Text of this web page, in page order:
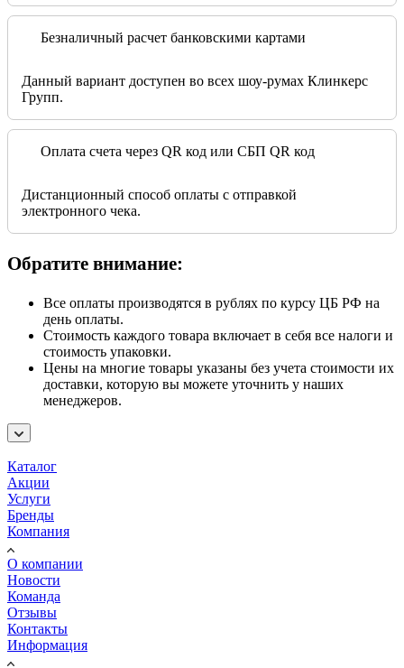
Безналичный расчет банковскими картами
Данный вариант доступен во всех шоу-румах Клинкерс
Групп.
Оплата счета через QR код или СБП QR код
Дистанционный способ оплаты с отправкой
электронного чека.
Обратите внимание:
Все оплаты производятся в рублях по курсу ЦБ РФ на
день оплаты.
Стоимость каждого товара включает в себя все налоги и
стоимость упаковки.
Цены на многие товары указаны без учета стоимости их
доставки, которую вы можете уточнить у наших
менеджеров.
Каталог
Акции
Услуги
Бренды
Компания
О компании
Новости
Команда
Отзывы
Контакты
Информация